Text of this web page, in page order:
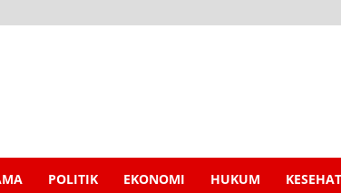
POLITIK EKONOMI HUKUM